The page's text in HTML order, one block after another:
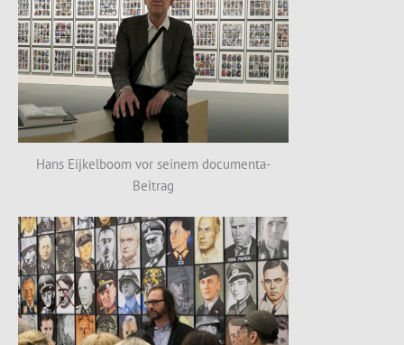
Hans Eijkelboom vor seinem documenta-
Beitrag